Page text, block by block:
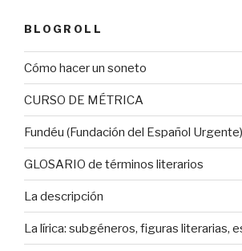
BLOGROLL
Cómo hacer un soneto
CURSO DE MÉTRICA
Fundéu (Fundación del Español Urgente)
GLOSARIO de términos literarios
La descripción
La lírica: subgéneros, figuras literarias,